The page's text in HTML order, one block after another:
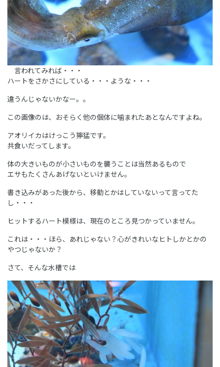
言われてみれば・・・
ハートをさかさにしている・・・ような・・・
違うんじゃないかなー。。
この画像のは、おそらく他の個体に噛まれたあとなんですよね。
アオリイカはけっこう獰猛です。
共食いだってします。
体の大きいものが小さいものを襲うことは当然あるもので
エサもたくさんあげないといけません。
書き込みがあった後から、移動とかはしていないって言ってた
し・・・
ヒットするハート模様は、現在のところ見つかっていません。
これは・・・ほら、あれじゃない？心がきれいなヒトしかとかの
やつじゃないか？
さて、そんな水槽では